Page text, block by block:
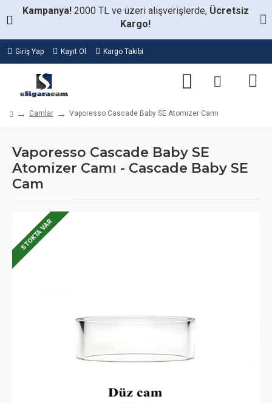
Kampanya! 2000 TL ve üzeri alışverişlerde, Ücretsiz
Kargo!
Giriş Yap Kayıt Ol Kargo Takibi
Camlar Vaporesso Cascade Baby SE Atomizer Camı
Vaporesso Cascade Baby SE
Atomizer Camı - Cascade Baby SE
Cam
STOKTA VAR